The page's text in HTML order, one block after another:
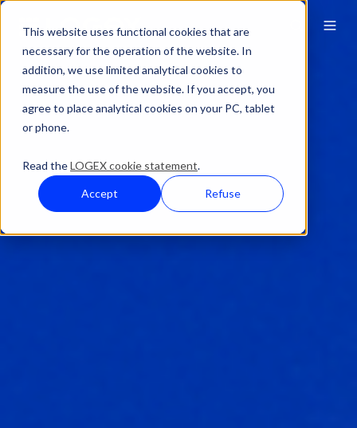
This website uses functional cookies that are
necessary for the operation of the website. In
addition, we use limited analytical cookies to
measure the use of the website. If you accept, you
agree to place analytical cookies on your PC, tablet
or phone.
Read theLOGEX cookie statement.
Accept Refuse